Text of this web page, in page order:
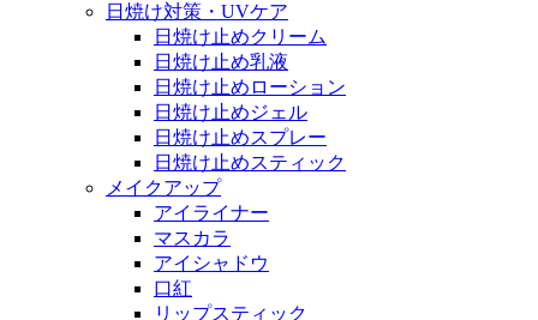
日焼け対策・UVケア
日焼け止めクリーム
日焼け止め乳液
日焼け止めローション
日焼け止めジェル
日焼け止めスプレー
日焼け止めスティック
メイクアップ
アイライナー
マスカラ
アイシャドウ
口紅
リップスティック